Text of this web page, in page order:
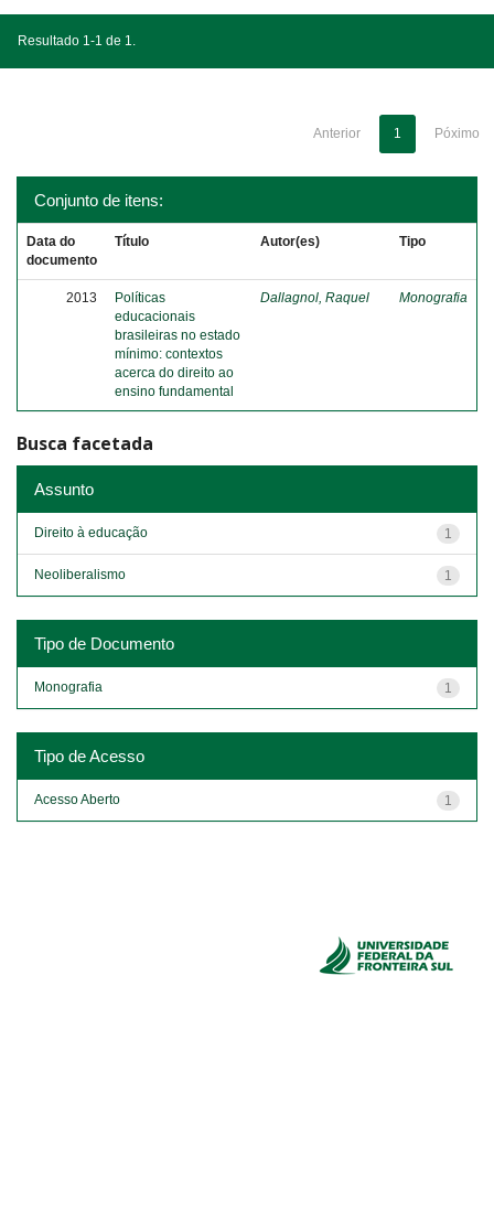
Resultado 1-1 de 1.
Anterior 1 Póximo
Conjunto de itens:
Data do
documento
Título Autor(es) Tipo
2013
Políticas
educacionais
brasileiras no estado
mínimo: contextos
acerca do direito ao
ensino fundamental
Dallagnol, Raquel Monografia
Busca facetada
Assunto
1
Direito à educação
1
Neoliberalismo
Tipo de Documento
1
Monografia
Tipo de Acesso
1
Acesso Aberto